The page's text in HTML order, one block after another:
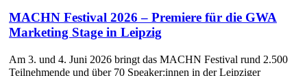
MACHN Festival 2026 – Premiere für die GWA
Marketing Stage in Leipzig
Am 3. und 4. Juni 2026 bringt das MACHN Festival rund 2.500
Teilnehmende und über 70 Speaker:innen in der Leipziger